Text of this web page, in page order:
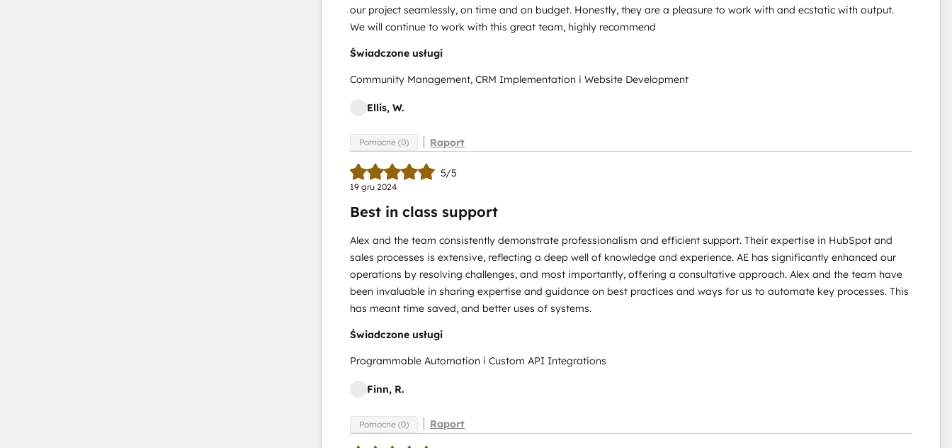
our project seamlessly, on time and on budget. Honestly, they are a pleasure to work with and ecstatic with output.
We will continue to work with this great team, highly recommend
Świadczone usługi
Community Management, CRM Implementation i Website Development
Ellis, W.
Pomocne (0) Raport
5/5
19 gru 2024
Best in class support
Alex and the team consistently demonstrate professionalism and efficient support. Their expertise in HubSpot and
sales processes is extensive, reflecting a deep well of knowledge and experience. AE has significantly enhanced our
operations by resolving challenges, and most importantly, offering a consultative approach. Alex and the team have
been invaluable in sharing expertise and guidance on best practices and ways for us to automate key processes. This
has meant time saved, and better uses of systems.
Świadczone usługi
Programmable Automation i Custom API Integrations
Finn, R.
Pomocne (0) Raport